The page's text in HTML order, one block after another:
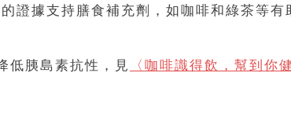
證據支持膳食補充劑，如咖啡和綠茶等
低胰島素抗性，見 〈咖啡識得飲，幫到你